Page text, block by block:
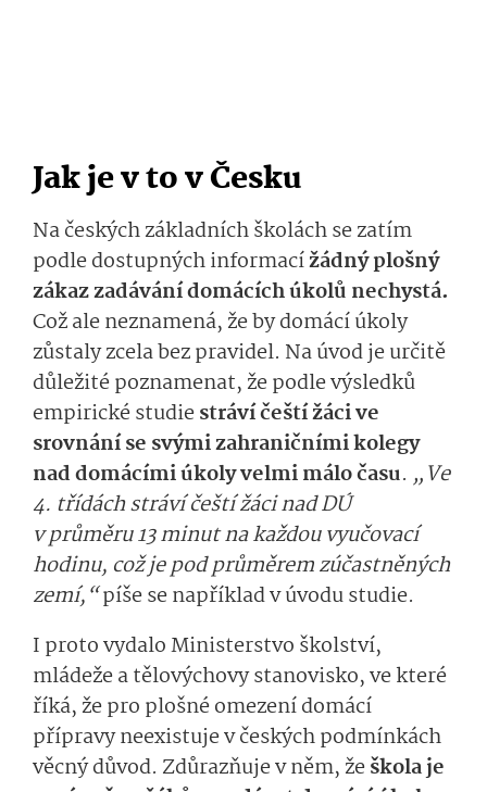
Jak je v to v Česku
Na českých základních školách se zatím
podle dostupných informacížádný plošný
zákaz zadávání domácích úkolů nechystá.
Což ale neznamená, že by domácí úkoly
zůstaly zcela bez pravidel. Na úvod je určitě
důležité poznamenat, že podle výsledků
empirické studiestráví čeští žáci ve
srovnání se svými zahraničními kolegy
nad domácími úkoly velmi málo času. „Ve
4. třídách stráví čeští žáci nad DÚ
v průměru 13 minut na každou vyučovací
hodinu, což je pod průměrem zúčastněných
zemí,“píše se například v úvodu studie.
I proto vydalo Ministerstvo školství,
mládeže a tělovýchovy stanovisko, ve které
říká, že pro plošné omezení domácí
přípravy neexistuje v českých podmínkách
věcný důvod. Zdůrazňuje v něm, žeškola je